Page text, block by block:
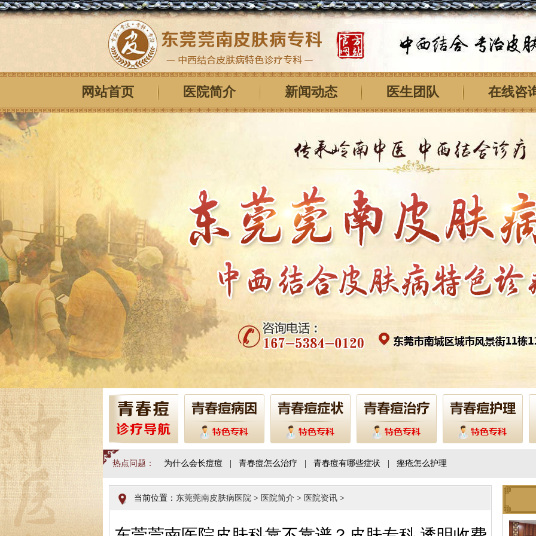
网站首页 医院简介 新闻动态 医生团队 在线咨
热点问题： 为什么会长痘痘 青春痘怎么治疗 青春痘有哪些症状 痤疮怎么护理
当前位置： 东莞莞南皮肤病医院 > 医院简介 > 医院资讯 >